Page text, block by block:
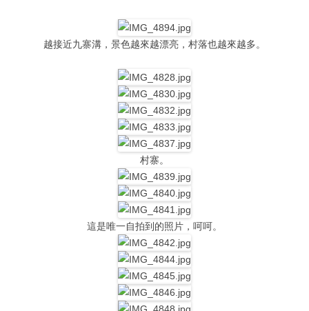
越接近九寨溝，景色越來越漂亮，村落也越來越多。
村寨。
這是唯一自拍到的照片，呵呵。